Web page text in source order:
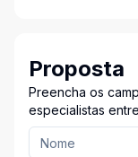
Proposta
Preencha os
especialistas